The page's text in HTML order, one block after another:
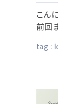
こん
前回
tag :